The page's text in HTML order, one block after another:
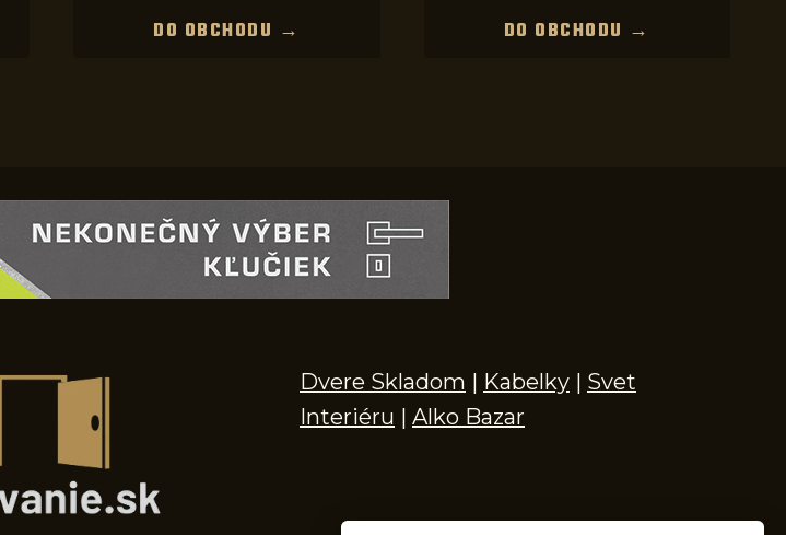
DO OBCHODU → DO OBCHODU →
Dvere Skladom | Kabelky | Svet
Interiéru | Alko Bazar